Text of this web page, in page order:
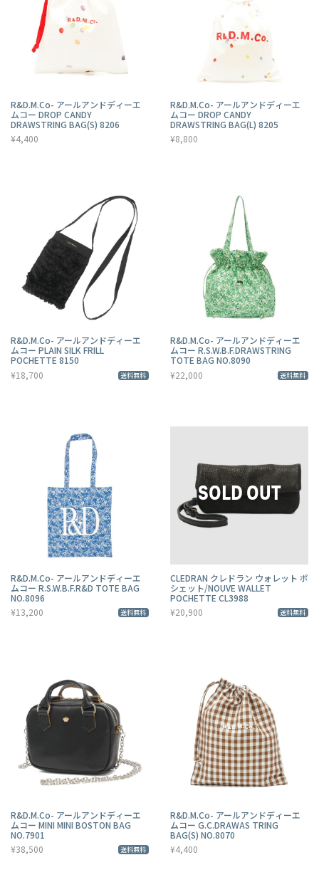
R&D.M.Co- アールアンドディーエ
ムコー DROP CANDY
DRAWSTRING BAG(S) 8206
¥4,400
R&D.M.Co- アールアンドディーエ
ムコー DROP CANDY
DRAWSTRING BAG(L) 8205
¥8,800
R&D.M.Co- アールアンドディーエ
ムコー PLAIN SILK FRILL
POCHETTE 8150
¥18,700
送料無料
R&D.M.Co- アールアンドディーエ
ムコー R.S.W.B.F.DRAWSTRING
TOTE BAG NO.8090
¥22,000
送料無料
R&D.M.Co- アールアンドディーエ
ムコー R.S.W.B.F.R&D TOTE BAG
NO.8096
¥13,200
送料無料
CLEDRAN クレドラン ウォレット ポ
シェット/NOUVE WALLET
POCHETTE CL3988
¥20,900
送料無料
R&D.M.Co- アールアンドディーエ
ムコー MINI MINI BOSTON BAG
NO.7901
¥38,500
送料無料
R&D.M.Co- アールアンドディーエ
ムコー G.C.DRAWAS TRING
BAG(S) NO.8070
¥4,400